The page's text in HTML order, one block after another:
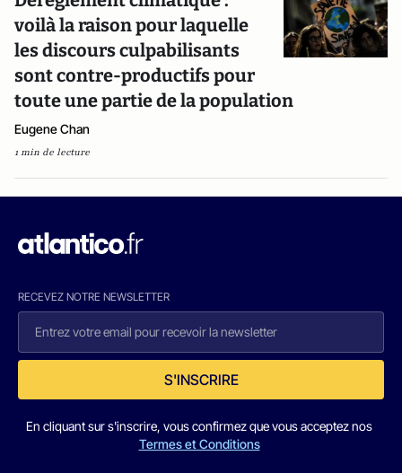
voilà la raison pour laquelle
les discours culpabilisants
sont contre-productifs pour
toute une partie de la population
Eugene Chan
1 min de lecture
RECEVEZ NOTRE NEWSLETTER
S'INSCRIRE
En cliquant sur s'inscrire, vous confirmez que vous acceptez nos
Termes et Conditions